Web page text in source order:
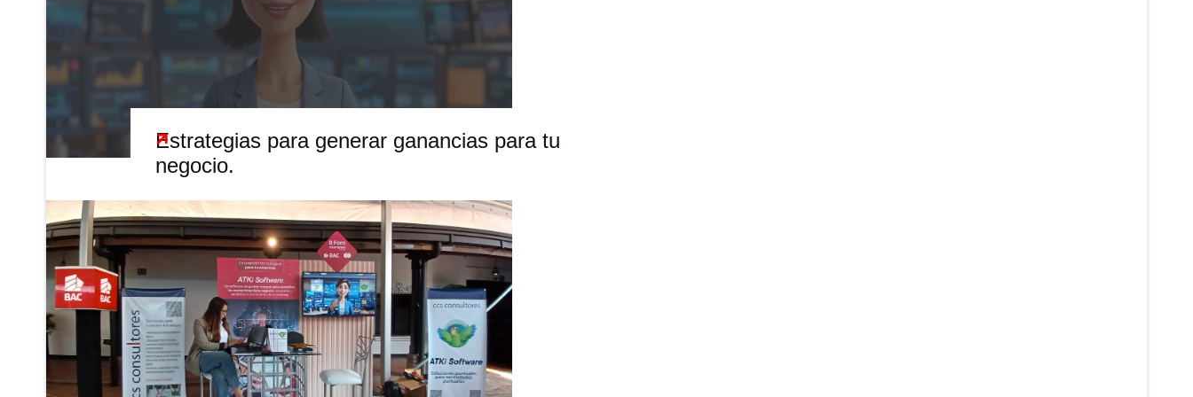
Estrategias para generar ganancias para tu
negocio.